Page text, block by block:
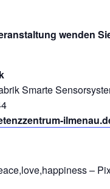
wenden
Smarte
–